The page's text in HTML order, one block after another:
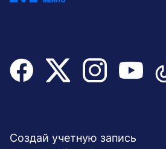
stopka
Создай учетную запись